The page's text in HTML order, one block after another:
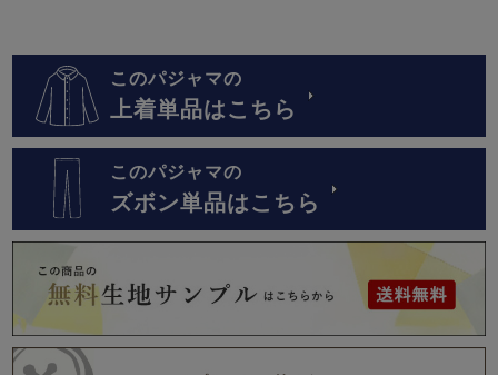
このパジャマの
上着単品はこちら
このパジャマの
ズボン単品はこちら